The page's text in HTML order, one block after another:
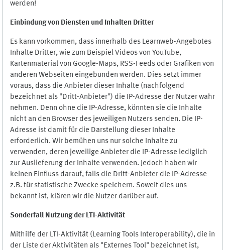
werden!
Einbindung von Diensten und Inhalten Dritter
Es kann vorkommen, dass innerhalb des Learnweb-Angebotes
Inhalte Dritter, wie zum Beispiel Videos von YouTube,
Kartenmaterial von Google-Maps, RSS-Feeds oder Grafiken von
anderen Webseiten eingebunden werden. Dies setzt immer
voraus, dass die Anbieter dieser Inhalte (nachfolgend
bezeichnet als "Dritt-Anbieter") die IP-Adresse der Nutzer wahr
nehmen. Denn ohne die IP-Adresse, könnten sie die Inhalte
nicht an den Browser des jeweiligen Nutzers senden. Die IP-
Adresse ist damit für die Darstellung dieser Inhalte
erforderlich. Wir bemühen uns nur solche Inhalte zu
verwenden, deren jeweilige Anbieter die IP-Adresse lediglich
zur Auslieferung der Inhalte verwenden. Jedoch haben wir
keinen Einfluss darauf, falls die Dritt-Anbieter die IP-Adresse
z.B. für statistische Zwecke speichern. Soweit dies uns
bekannt ist, klären wir die Nutzer darüber auf.
Sonderfall Nutzung der LTI-Aktivität
Mithilfe der LTI-Aktivität (Learning Tools Interoperability), die in
der Liste der Aktivitäten als "Externes Tool" bezeichnet ist,